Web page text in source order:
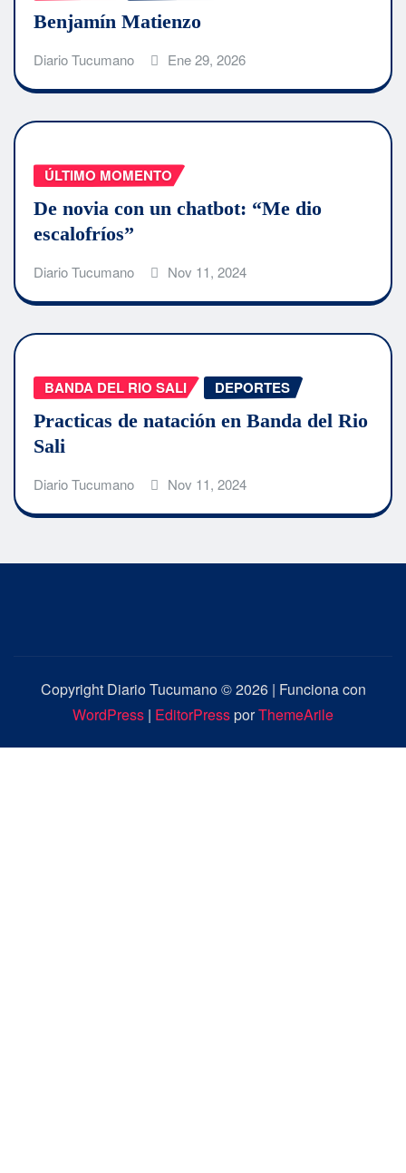
Benjamín Matienzo
Diario Tucumano Ene 29, 2026
ÚLTIMO MOMENTO
De novia con un chatbot: “Me dio
escalofríos”
Diario Tucumano Nov 11, 2024
BANDA DEL RIO SALI DEPORTES
Practicas de natación en Banda del Rio
Sali
Diario Tucumano Nov 11, 2024
Copyright Diario Tucumano © 2026 | Funciona con
WordPress | EditorPressporThemeArile